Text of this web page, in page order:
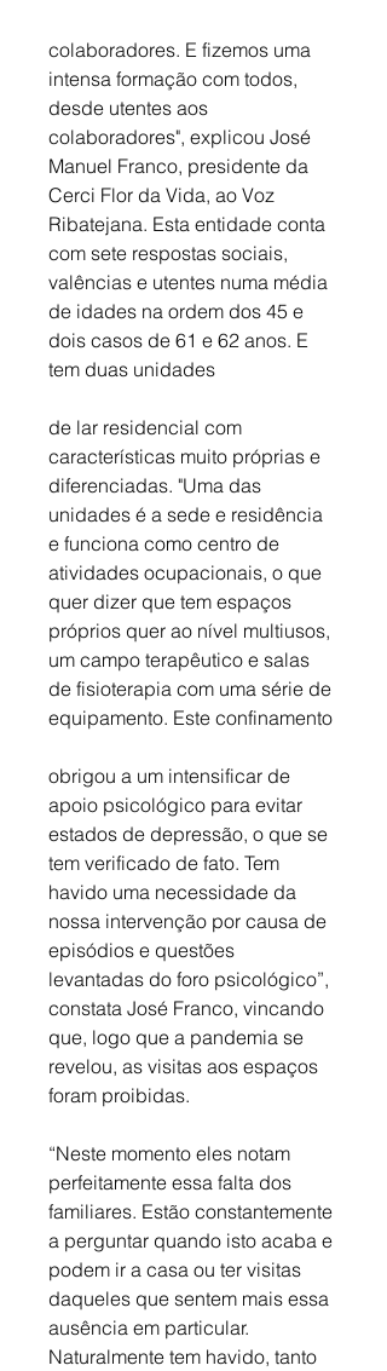
colaboradores. E fizemos uma
intensa formação com todos,
desde utentes aos
colaboradores", explicou José
Manuel Franco, presidente da
Cerci Flor da Vida, ao Voz
Ribatejana. Esta entidade conta
com sete respostas sociais,
valências e utentes numa média
de idades na ordem dos 45 e
dois casos de 61 e 62 anos. E
tem duas unidades
de lar residencial com
características muito próprias e
diferenciadas. "Uma das
unidades é a sede e residência
e funciona como centro de
atividades ocupacionais, o que
quer dizer que tem espaços
próprios quer ao nível multiusos,
um campo terapêutico e salas
de fisioterapia com uma série de
equipamento. Este confinamento
obrigou a um intensificar de
apoio psicológico para evitar
estados de depressão, o que se
tem verificado de fato. Tem
havido uma necessidade da
nossa intervenção por causa de
episódios e questões
levantadas do foro psicológico”,
constata José Franco, vincando
que, logo que a pandemia se
revelou, as visitas aos espaços
foram proibidas.
“Neste momento eles notam
perfeitamente essa falta dos
familiares. Estão constantemente
a perguntar quando isto acaba e
podem ir a casa ou ter visitas
daqueles que sentem mais essa
ausência em particular.
Naturalmente tem havido, tanto